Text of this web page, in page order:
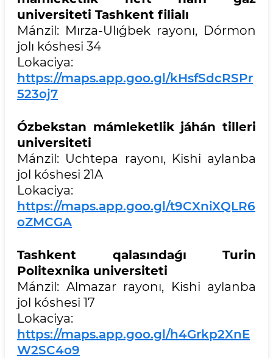
universiteti Tashkent filialı
Mánzil: Mırza-Ulıǵbek rayonı, Dórmon
jolı kóshesi 34
Lokaciya:
https://maps.app.goo.gl/kHsfSdcRSPr
523oj7
Ózbekstan mámleketlik jáhán tilleri
universiteti
Mánzil: Uchtepa rayonı, Kishi aylanba
jol kóshesi 21A
Lokaciya:
https://maps.app.goo.gl/t9CXniXQLR6
oZMCGA
Tashkent qalasındaǵı Turin
Politexnika universiteti
Mánzil: Almazar rayonı, Kishi aylanba
jol kóshesi 17
Lokaciya:
https://maps.app.goo.gl/h4Grkp2XnE
W2SC4o9